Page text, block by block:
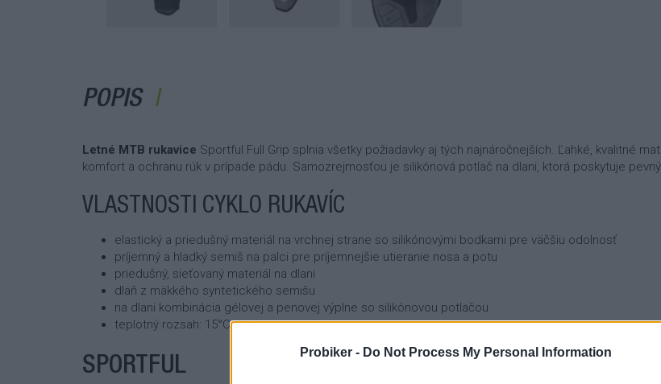
Probiker - Do Not Process My Personal Information
POPIS
Letné MTB rukavice Sportful Full Grip splnia všetky požiadavky aj tých najnáročnejších. Ľahké, kvalitné
komfort a ochranu rúk v prípade pádu. Samozrejmosťou je silikónová potlač na dlani, ktorá poskytuje
VLASTNOSTI CYKLO RUKAVÍC
elastický a priedušný materiál na vrchnej strane so silikónovými bodkami pre väčšiu odolnosť
príjemný a hladký semiš na palci pre príjemnejšie utieranie nosa a potu
priedušný, sieťovaný materiál na dlani
dlaň z mäkkého syntetického semišu
na dlani kombinácia gélovej a penovej výplne so silikónovou potlačou
teplotný rozsah: 15°C a viac
SPORTFUL